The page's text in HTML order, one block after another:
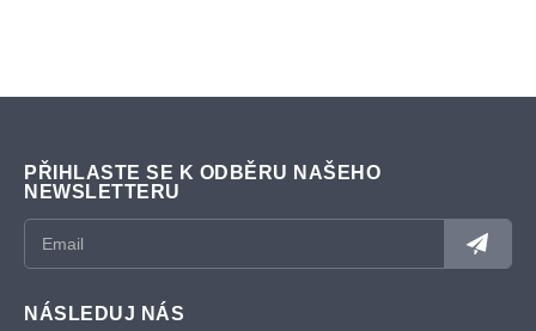
PŘIHLASTE SE K ODBĚRU NAŠEHO
NEWSLETTERU
NÁSLEDUJ NÁS